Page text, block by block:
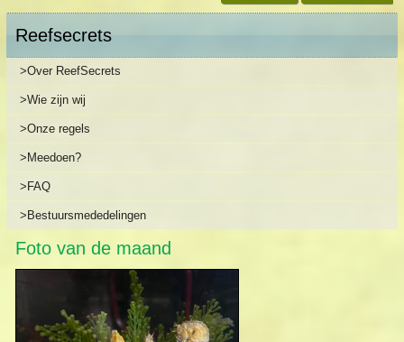
Reefsecrets
>Over ReefSecrets
>Wie zijn wij
>Onze regels
>Meedoen?
>FAQ
>Bestuursmededelingen
Foto van de maand